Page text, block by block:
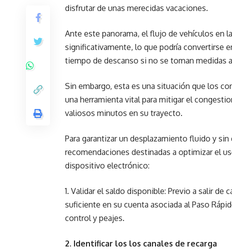
disfrutar de unas merecidas vacaciones.
Ante este panorama, el flujo de vehículos en
significativamente, lo que podría convertirse
tiempo de descanso si no se toman medidas
Sin embargo, esta es una situación que los
una herramienta vital para mitigar el
valiosos minutos en su trayecto.
Para garantizar un desplazamiento fluido y
recomendaciones destinadas a optimizar el
dispositivo electrónico:
1. Validar el saldo disponible: Previo a salir de
suficiente en su cuenta asociada al Paso
control y peajes.
2. Identificar los los canales de recarga